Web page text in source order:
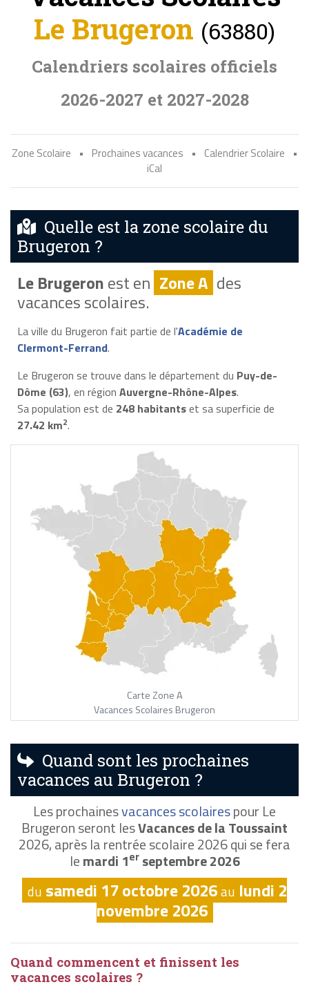
Le Brugeron (63880)
Calendriers scolaires officiels
2026-2027 et 2027-2028
Zone Scolaire • Prochaines vacances • Calendrier Scolaire
•
iCal
Quelle est la zone scolaire du
Brugeron ?
Le Brugeronest en Zone A des
vacances scolaires.
La ville du Brugeron fait partie de l'Académie de
Clermont-Ferrand.
Le Brugeron se trouve dans le département du Puy-de-
Dôme (63), en région Auvergne-Rhône-Alpes.
Sa population est de 248 habitantset sa superficie de
27.42 km2.
Carte Zone A
Vacances Scolaires Brugeron
Quand sont les prochaines
vacances au Brugeron ?
Les prochainesvacances scolairespour Le
Brugeron seront lesVacances de la Toussaint
2026, après la rentrée scolaire 2026 qui se fera
lemardi 1erseptembre 2026
du samedi 17 octobre 2026au lundi 2
novembre 2026
Quand commencent et finissent les
vacances scolaires ?